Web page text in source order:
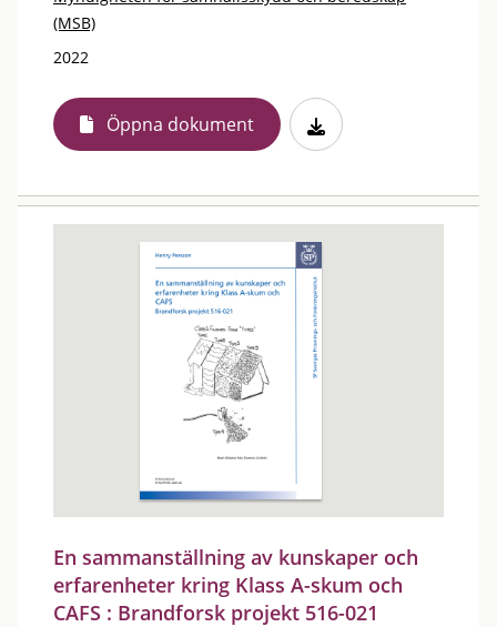
(MSB)
2022
Öppna dokument
En sammanställning av kunskaper och
erfarenheter kring Klass A-skum och
CAFS : Brandforsk projekt 516-021